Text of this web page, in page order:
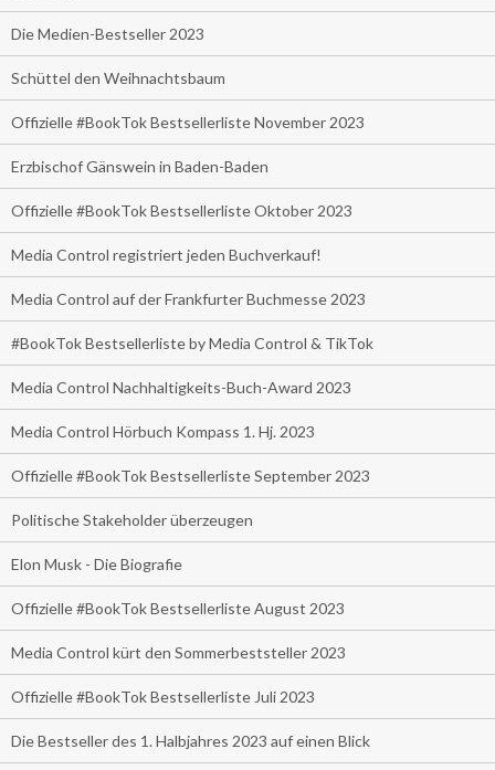
Die Medien-Bestseller 2023
Schüttel den Weihnachtsbaum
Offizielle #BookTok Bestsellerliste November 2023
Erzbischof Gänswein in Baden-Baden
Offizielle #BookTok Bestsellerliste Oktober 2023
Media Control registriert jeden Buchverkauf!
Media Control auf der Frankfurter Buchmesse 2023
#BookTok Bestsellerliste by Media Control & TikTok
Media Control Nachhaltigkeits-Buch-Award 2023
Media Control Hörbuch Kompass 1. Hj. 2023
Offizielle #BookTok Bestsellerliste September 2023
Politische Stakeholder überzeugen
Elon Musk - Die Biografie
Offizielle #BookTok Bestsellerliste August 2023
Media Control kürt den Sommerbeststeller 2023
Offizielle #BookTok Bestsellerliste Juli 2023
Die Bestseller des 1. Halbjahres 2023 auf einen Blick